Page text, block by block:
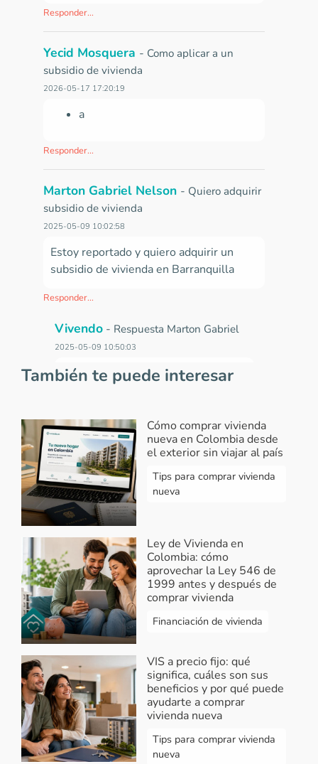
Responder...
Yecid Mosquera - Como aplicar a un
subsidio de vivienda
2026-05-17 17:20:19
a
Responder...
Marton Gabriel Nelson - Quiero adquirir
subsidio de vivienda
2025-05-09 10:02:58
Estoy reportado y quiero adquirir un
subsidio de vivienda en Barranquilla
Responder...
Vivendo - Respuesta Marton Gabriel
2025-05-09 10:50:03
Hola Marton,es importante tener
inmueble, este puede ser con
subsidio de las cajas de
compensación si tienes una
afiliación activa como empleado o
independiente, cuota inicial y un
crédito para el cual no puedes estar
reportado, ya que, es probable que
el banco no te lo otorgue o no te
presten lo que necesitas para hacer
el cierre financiero. Si deseas aplicar
al subsidio, actualmente solo está
activo el que brindan la caja de
compensación, encuentra los
requisitos aquí
¡Feliz día!
Responder...
Ver más comentarios
También te puede interesar
Cómo comprar vivienda
nueva en Colombia desde
el exterior sin viajar al país
Tips para comprar vivienda
nueva
Ley de Vivienda en
Colombia: cómo
aprovechar la Ley 546 de
1999 antes y después de
comprar vivienda
Financiación de vivienda
VIS a precio fijo: qué
significa, cuáles son sus
beneficios y por qué puede
ayudarte a comprar
vivienda nueva
Tips para comprar vivienda
nueva